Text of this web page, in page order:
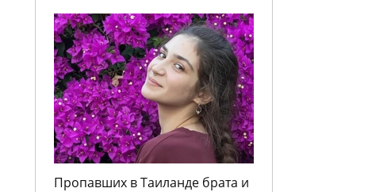
Пропавших в Таиланде брата и